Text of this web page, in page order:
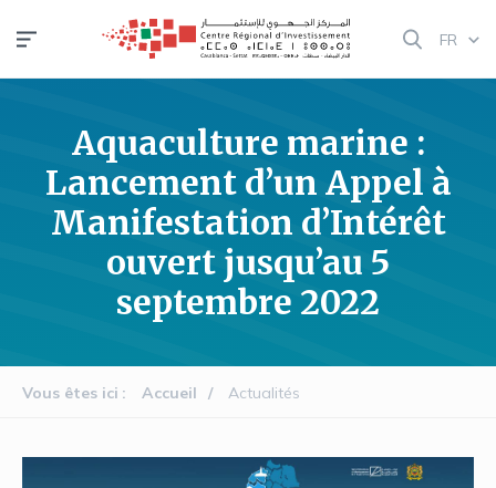
au
contenu
FR
Aquaculture marine :
Lancement d’un Appel à
Manifestation d’Intérêt
ouvert jusqu’au 5
septembre 2022
Vous êtes ici Accueil Actualités